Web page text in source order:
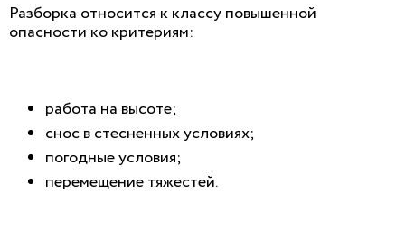
Разборка относится к классу повышенной
опасности ко критериям:
работа на высоте;
снос в стесненных условиях;
погодные условия;
перемещение тяжестей.